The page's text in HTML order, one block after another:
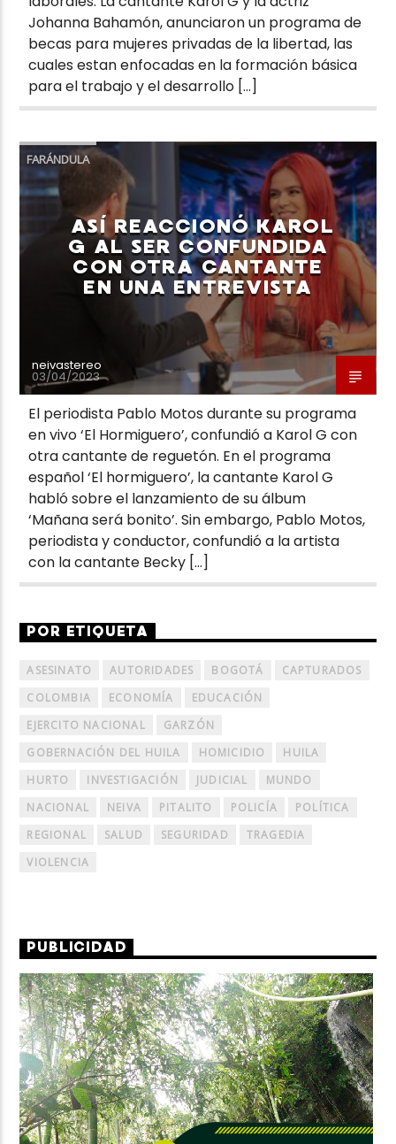
Johanna Bahamón, anunciaron un programa de
becas para mujeres privadas de la libertad, las
cuales estan enfocadas en la formación básica
para el trabajo y el desarrollo […]
FARÁNDULA
ASÍ REACCIONÓ KAROL
G AL SER CONFUNDIDA
CON OTRA CANTANTE
EN UNA ENTREVISTA
neivastereo
03/04/2023
El periodista Pablo Motos durante su programa
en vivo ‘El Hormiguero’, confundió a Karol G con
otra cantante de reguetón. En el programa
español ‘El hormiguero’, la cantante Karol G
habló sobre el lanzamiento de su álbum
‘Mañana será bonito’. Sin embargo, Pablo Motos,
periodista y conductor, confundió a la artista
con la cantante Becky […]
POR ETIQUETA
ASESINATO AUTORIDADES BOGOTÁ
CAPTURADOS
COLOMBIA
ECONOMÍA
EDUCACIÓN
EJERCITO NACIONAL
GARZÓN
GOBERNACIÓN DEL HUILA
HOMICIDIO
HUILA
HURTO
INVESTIGACIÓN JUDICIAL
MUNDO
NACIONAL
NEIVA PITALITO POLICÍA
POLÍTICA
REGIONAL
SALUD SEGURIDAD
TRAGEDIA
VIOLENCIA
PUBLICIDAD